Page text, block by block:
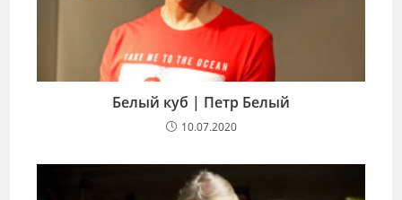
Белый куб | Петр Белый
10.07.2020